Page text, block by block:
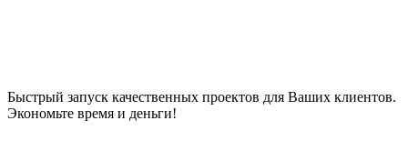
Быстрый запуск качественных проектов для Ваших клиентов.
Экономьте время и деньги!